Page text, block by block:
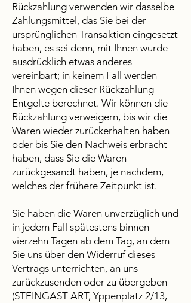
Rückzahlung verwenden wir dasselbe
Zahlungsmittel, das Sie bei der
ursprünglichen Transaktion eingesetzt
haben, es sei denn, mit Ihnen wurde
ausdrücklich etwas anderes
vereinbart; in keinem Fall werden
Ihnen wegen dieser Rückzahlung
Entgelte berechnet. Wir können die
Rückzahlung verweigern, bis wir die
Waren wieder zurückerhalten haben
oder bis Sie den Nachweis erbracht
haben, dass Sie die Waren
zurückgesandt haben, je nachdem,
welches der frühere Zeitpunkt ist.
Sie haben die Waren unverzüglich und
in jedem Fall spätestens binnen
vierzehn Tagen ab dem Tag, an dem
Sie uns über den Widerruf dieses
Vertrags unterrichten, an uns
zurückzusenden oder zu übergeben
(STEINGAST ART, Yppenplatz 2/13,